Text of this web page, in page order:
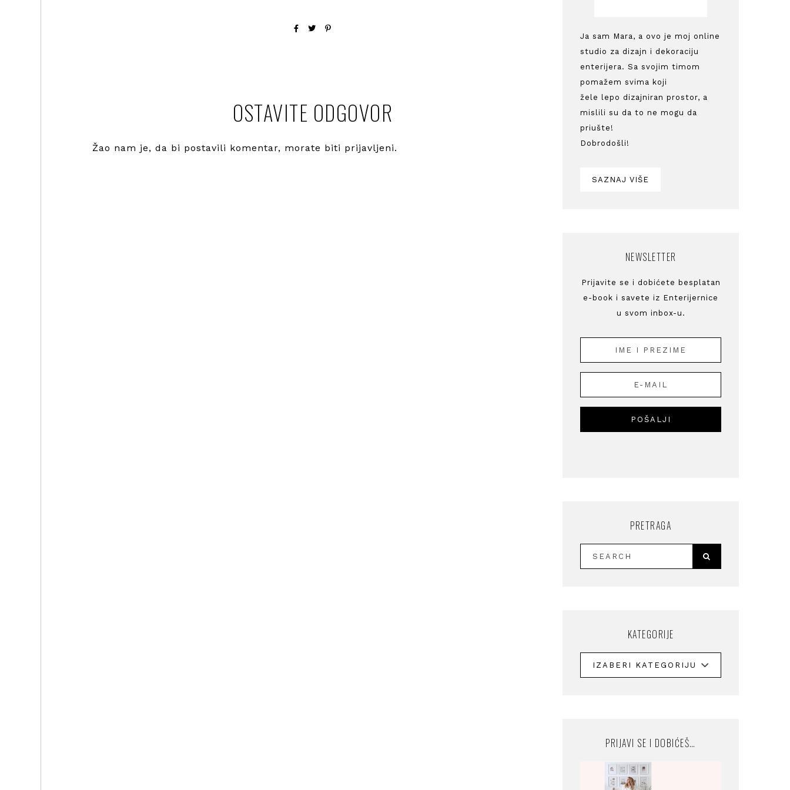
OSTAVITE ODGOVOR
Žao nam je, da bi postavili komentar, morate biti prijavljeni.
Ja sam Mara, a ovo je moj online
studio za dizajn i dekoraciju
enterijera. Sa svojim timom
pomažem svima koji
žele lepo dizajniran prostor, a
mislili su da to ne mogu da
priušte!
Dobrodošli!
SAZNAJ VIŠE
NEWSLETTER
Prijavite se i dobićete besplatan
e-book i savete iz Enterijernice
u svom inbox-u.
PRETRAGA
KATEGORIJE
PRIJAVI SE I DOBIĆEŠ…